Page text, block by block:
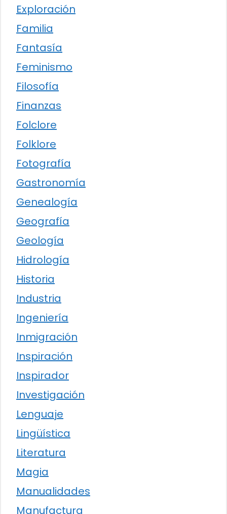
Exploración
Familia
Fantasía
Feminismo
Filosofía
Finanzas
Folclore
Folklore
Fotografía
Gastronomía
Genealogía
Geografía
Geología
Hidrología
Historia
Industria
Ingeniería
Inmigración
Inspiración
Inspirador
Investigación
Lenguaje
Lingüística
Literatura
Magia
Manualidades
Manufactura